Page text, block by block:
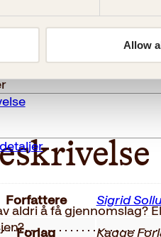
Allow
aldri å få gjennomslag?
Forfattere Sigrid
Forlag Kagge